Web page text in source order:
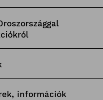
információk